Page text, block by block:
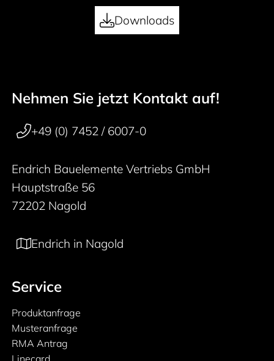
Downloads
50 years
Footer navigation
Nehmen Sie jetzt Kontakt auf!
+49 (0) 7452 / 6007-0
Endrich Bauelemente Vertriebs GmbH
Hauptstraße 56
72202 Nagold
Endrich in Nagold
Service
Produktanfrage
Musteranfrage
RMA Antrag